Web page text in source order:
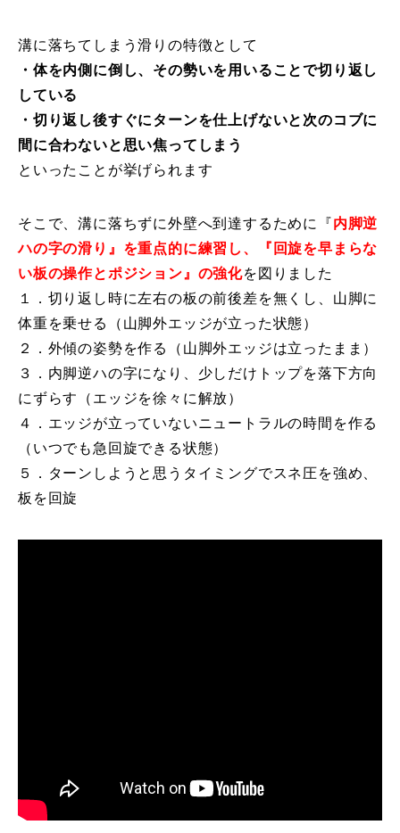
よくある質問
レッスン内容について
レッスン周辺に関して
動画で学ぶ Movie
最新レッスン動画
レッスン動画一覧
無料プレゼント動画
プレゼント
プレゼント付メルマガ
常時メルマガ
溝に落ちてしまう滑りの特徴として
・体を内側に倒し、その勢いを用いることで切り返し
している
・切り返し後すぐにターンを仕上げないと次のコブに
間に合わないと思い焦ってしまう
といったことが挙げられます
そこで、溝に落ちずに外壁へ到達するために『内脚逆
ハの字の滑り』を重点的に練習し、『回旋を早まらな
い板の操作とポジション』の強化を図りました
１．切り返し時に左右の板の前後差を無くし、山脚に
体重を乗せる（山脚外エッジが立った状態）
２．外傾の姿勢を作る（山脚外エッジは立ったまま）
３．内脚逆ハの字になり、少しだけトップを落下方向
にずらす（エッジを徐々に解放）
４．エッジが立っていないニュートラルの時間を作る
（いつでも急回旋できる状態）
５．ターンしようと思うタイミングでスネ圧を強め、
板を回旋